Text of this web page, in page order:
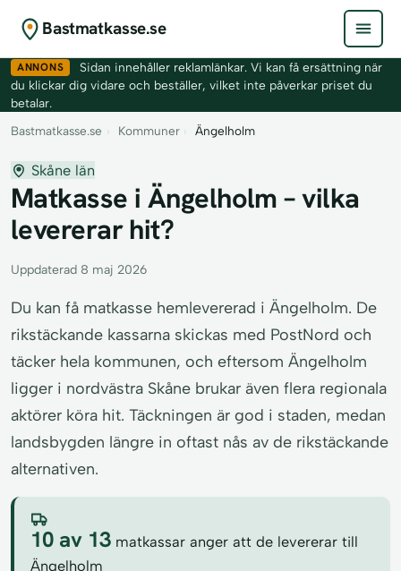
Bastmatkasse.se
ANNONS
Sidan innehåller reklamlänkar. Vi kan få ersättning när
du klickar dig vidare och beställer, vilket inte påverkar priset du
betalar.
Bastmatkasse.se › Kommuner › Ängelholm
Skåne län
Matkasse i Ängelholm – vilka
levererar hit?
Uppdaterad 8 maj 2026
Du kan få matkasse hemlevererad i Ängelholm. De
rikstäckande kassarna skickas med PostNord och
täcker hela kommunen, och eftersom Ängelholm
ligger i nordvästra Skåne brukar även flera regionala
aktörer köra hit. Täckningen är god i staden, medan
landsbygden längre in oftast nås av de rikstäckande
alternativen.
10 av 13 matkassar anger att de levererar till
Ängelholm